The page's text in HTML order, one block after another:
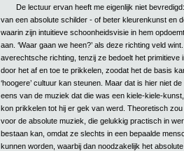
De lectuur ervan heeft me eigenlijk niet
van een absolute schilder - of beter kleurenkunst en
waarin zijn intuitieve schoonheidsvisie in hem
aan. ‘Waar gaan we heen?’ als deze richting veld
averechtsche richting, tenzij ze bedoelt het primitieve
door het af en toe te prikkelen, zoodat het de basis
‘hoogere’ cultuur kan steunen. Maar dat is hier niet
eens van de muziek dat die was een kiele-kiele-
kon prikkelen tot hij er gek van werd. Theoretisch
voor de absolute muziek, die gelukkig practisch in
bestaan kan, omdat ze slechts in een bepaalde
kunnen worden, waarbij dan noodzakelijk het